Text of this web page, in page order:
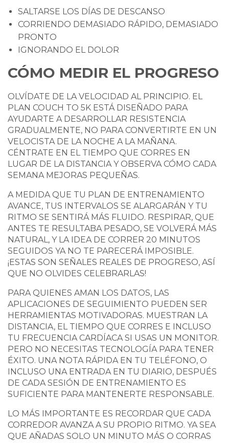
SALTARSE LOS DÍAS DE DESCANSO
CORRIENDO DEMASIADO RÁPIDO, DEMASIADO
PRONTO
IGNORANDO EL DOLOR
CÓMO MEDIR EL PROGRESO
OLVÍDATE DE LA VELOCIDAD AL PRINCIPIO. EL
PLAN COUCH TO 5K ESTÁ DISEÑADO PARA
AYUDARTE A DESARROLLAR RESISTENCIA
GRADUALMENTE, NO PARA CONVERTIRTE EN UN
VELOCISTA DE LA NOCHE A LA MAÑANA.
CÉNTRATE EN EL TIEMPO QUE CORRES EN
LUGAR DE LA DISTANCIA Y OBSERVA CÓMO CADA
SEMANA MEJORAS PEQUEÑAS.
A MEDIDA QUE TU PLAN DE ENTRENAMIENTO
AVANCE, TUS INTERVALOS SE ALARGARÁN Y TU
RITMO SE SENTIRÁ MÁS FLUIDO. RESPIRAR, QUE
ANTES TE RESULTABA PESADO, SE VOLVERÁ MÁS
NATURAL, Y LA IDEA DE CORRER 20 MINUTOS
SEGUIDOS YA NO TE PARECERÁ IMPOSIBLE.
¡ESTAS SON SEÑALES REALES DE PROGRESO, ASÍ
QUE NO OLVIDES CELEBRARLAS!
PARA QUIENES AMAN LOS DATOS, LAS
APLICACIONES DE SEGUIMIENTO PUEDEN SER
HERRAMIENTAS MOTIVADORAS. MUESTRAN LA
DISTANCIA, EL TIEMPO QUE CORRES E INCLUSO
TU FRECUENCIA CARDÍACA SI USAS UN MONITOR.
PERO NO NECESITAS TECNOLOGÍA PARA TENER
ÉXITO. UNA NOTA RÁPIDA EN TU TELÉFONO, O
INCLUSO UNA ENTRADA EN TU DIARIO, DESPUÉS
DE CADA SESIÓN DE ENTRENAMIENTO ES
SUFICIENTE PARA MANTENERTE RESPONSABLE.
LO MÁS IMPORTANTE ES RECORDAR QUE CADA
CORREDOR AVANZA A SU PROPIO RITMO. YA SEA
QUE AÑADAS SOLO UN MINUTO MÁS O CORRAS